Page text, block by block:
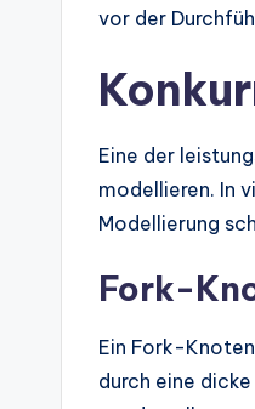
vor der
Eine der
modellieren. In
Modellierung
Fork-
Ein Fork-
durch eine